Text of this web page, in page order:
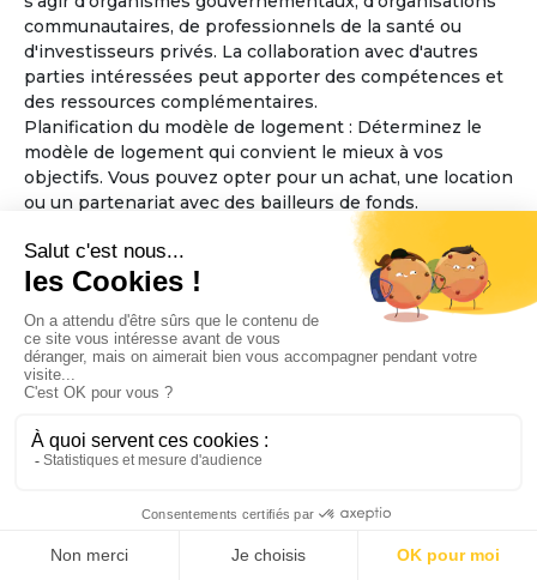
communautaires, de professionnels de la santé ou
d'investisseurs privés. La collaboration avec d'autres
parties intéressées peut apporter des compétences et
des ressources complémentaires.
Planification du modèle de logement : Déterminez le
modèle de logement qui convient le mieux à vos
objectifs. Vous pouvez opter pour un achat, une location
ou un partenariat avec des bailleurs de fonds.
Considérez également la taille et l'aménagement des
espaces communs et des logements individuels, en
veillant à ce qu'ils soient accessibles aux personnes
Élaboration des règles de fonctionnement : Définissez
les règles de fonctionnement de la maison partagée,
telles que les responsabilités financières, les tâches
ménagères, la prise de décisions collectives et les
politiques d'admission. Assurez-vous que ces règles
favorisent l'inclusion, le respect mutuel et la sécurité
Sélection de l'emplacement : Trouvez un emplacement
de l'accessibilité aux services essentiels tels que les